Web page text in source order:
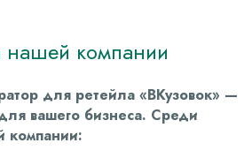
нашей компании
для ретейла «ВКузовок» —
вашего бизнеса. Среди
компании: